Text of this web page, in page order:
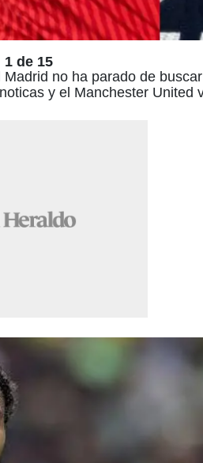
1 de 15
no ha parado de
y el Manchester United